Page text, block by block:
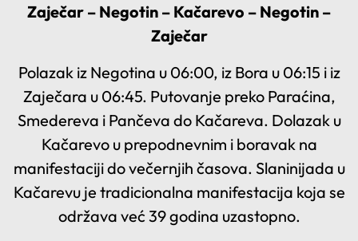
Zaječar – Negotin – Kačarevo – Negotin –
Zaječar
Polazak iz Negotina u 06:00, iz Bora u 06:15 i iz
Zaječara u 06:45. Putovanje preko Paraćina,
Smedereva i Pančeva do Kačareva. Dolazak u
Kačarevo u prepodnevnim i boravak na
manifestaciji do večernjih časova. Slaninijada u
Kačarevu je tradicionalna manifestacija koja se
održava već 39 godina uzastopno.